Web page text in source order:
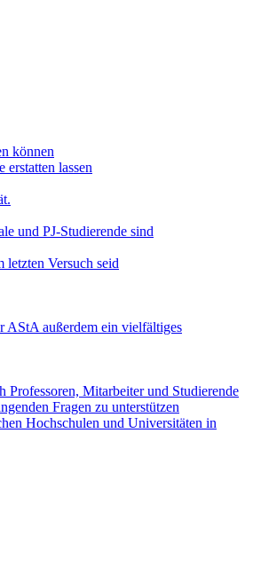
können
erstatten lassen
und PJ-Studierende sind
Versuch seid
AStA außerdem ein vielfältiges
Professoren, Mitarbeiter und Studierende
Fragen zu unterstützen
Hochschulen und Universitäten in